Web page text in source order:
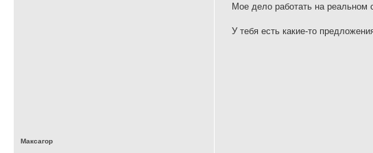
Мое дело работать на реальном
У тебя есть какие-то
Максагор